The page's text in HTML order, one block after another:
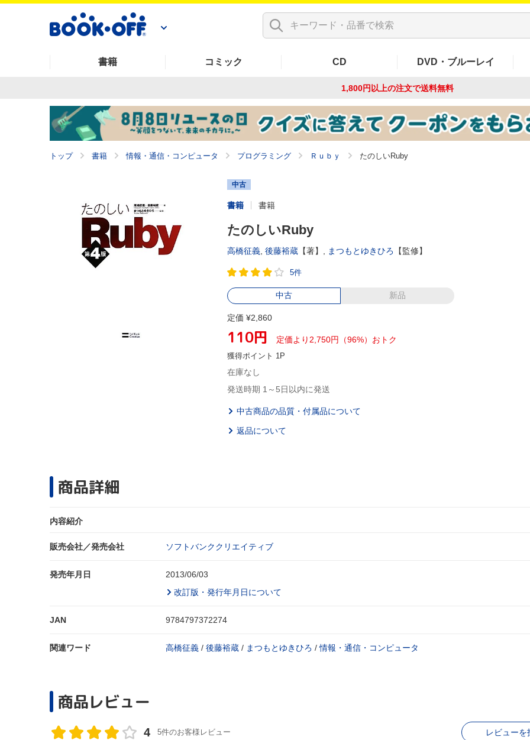
書籍 コミック CD DVD・ブルーレイ
1,800円以上の注文で送料無料
トップ 書籍 情報・通信・コンピュータ プログラミング Ｒｕｂｙ たのしいRuby
中古
書籍 書籍
たのしいRuby
高橋征義, 後藤裕蔵【著】, まつもとゆきひろ 【監修】
5件
中古 新品
定価 ¥2,860
110円 定価より2,750円（96%）おトク
獲得ポイント 1P
在庫なし
発送時期 1～5日以内に発送
中古商品の品質・付属品について
返品について
商品詳細
内容紹介
販売会社／発売会社 ソフトバンククリエイティブ
発売年月日
2013/06/03
改訂版・発行年月日について
JAN 9784797372274
関連ワード 高橋征義 / 後藤裕蔵 / まつもとゆきひろ /情報・通信・コンピュータ
商品レビュー
4 5件のお客様レビュー レビューを